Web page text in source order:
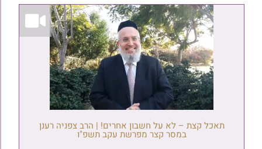
תאכל קצת – לא על חשבון אחרים! | הרב צפניה רענן
במסר קצר מפרשת עקב תשפ"ו